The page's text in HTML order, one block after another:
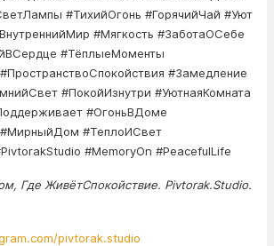
#ТихийОгонь #ГорячийЧай #Уют
#Мягкость #ЗаботаОСебе
#ТёплыеМоменты
#Замедление
#ПокойИзнутри #УютнаяКомната
#ОгоньВДоме
#ТеплоИСвет
#MemoryOn #PeacefulLife
Где ЖивётСпокойствие. Pivtorak.Studio.
pivtorak.studio